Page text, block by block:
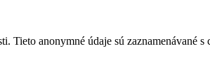
Tieto anonymné údaje sú